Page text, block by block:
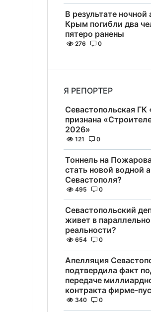
В результате
Крым погибли два
пятеро ранены
276 0
Я РЕПОРТЕР
Севастопольская ГК
признана
2026»
121 0
Тоннель на
стать новой водной
Севастополя?
495 0
Севастопольский
живет в
реальности?
654 0
Апелляция
подтвердила факт
передаче
контракта фирме-
340 0